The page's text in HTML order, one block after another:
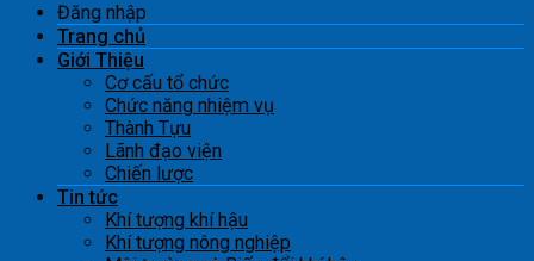
Đăng nhập
Trang chủ
Giới Thiệu
Cơ cấu tổ chức
Chức năng nhiệm vụ
Thành Tựu
Lãnh đạo viện
Chiến lược
Tin tức
Khí tượng khí hậu
Khí tượng nông nghiệp